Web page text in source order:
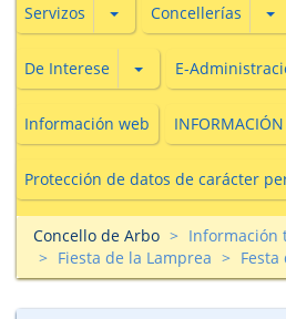
Servizos Subsecciones de
Concellerías
De Interese Subsecciones de De
E-
Información web
Protección de datos de carácter
Concello de Arbo
Información
Fiesta de la Lamprea
Festa